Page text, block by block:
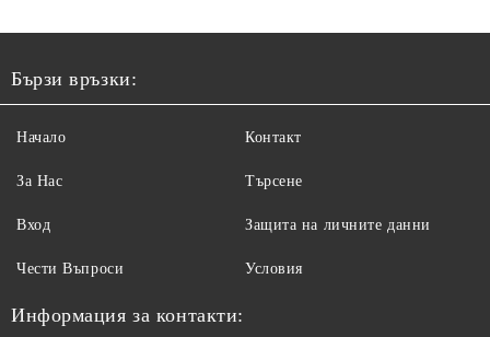
Бързи връзки:
Начало
За Нас
Вход
Чести Въпроси
Контакт
Търсене
Защита на личните данни
Условия
Информация за контакти: